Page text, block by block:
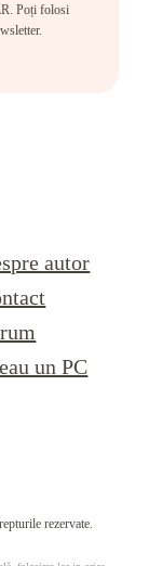
Poți folosi
autor
un PC
rezervate.